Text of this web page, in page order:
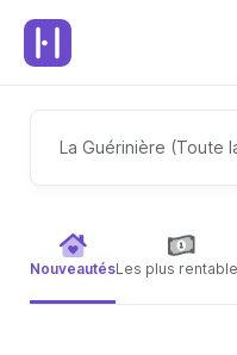
La Guérinière (Toute
NouveautésLes plus